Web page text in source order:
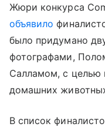
Жюри конкурса
объявило
было придумано
фотографами,
Салламом, с целью
домашних
В список